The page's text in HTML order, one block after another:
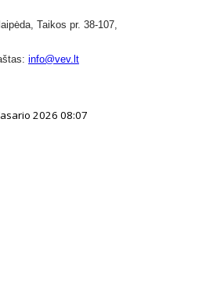
Taikos pr. 38-107,
info@vev.lt
2026 08:07